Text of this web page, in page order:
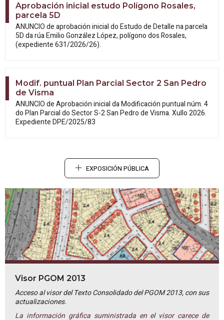
Aprobación inicial estudo Polígono Rosales,
parcela 5D
ANUNCIO de aprobación inicial do Estudode Detalle na parcela
5D da rúa Emilio González López, polígono dos Rosales,
(expediente 631/2026/26).
Modif. puntual Plan Parcial Sector 2 San Pedro
de Visma
ANUNCIO de Aprobación inicial daModificación puntual núm. 4
do Plan Parcial do Sector S-2 San Pedro de Visma. Xullo 2026.
Expediente DPE/2025/83
EXPOSICIÓN PÚBLICA
Visor PGOM 2013
Acceso al visor del Texto Consolidado del PGOM 2013, con sus
actualizaciones.
La información gráfica suministrada en el visor carece de